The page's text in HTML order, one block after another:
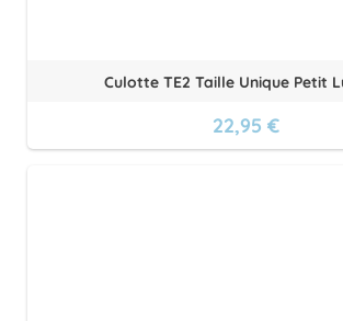
Culotte TE2 Taille Unique Petit
22,95 €